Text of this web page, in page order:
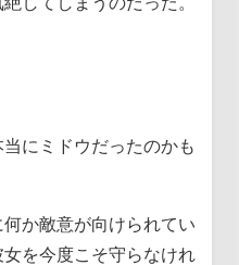
にミドウだったのかも
か敵意が向けられてい
を今度こそ守らなけれ